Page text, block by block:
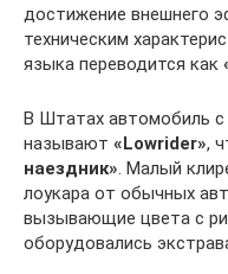
достижение внешнего
техническим
языка переводится как
В Штатах автомобиль с
называют «Lowrider»,
наездник» . Малый
лоукара от обычных
вызывающие цвета с
оборудовались